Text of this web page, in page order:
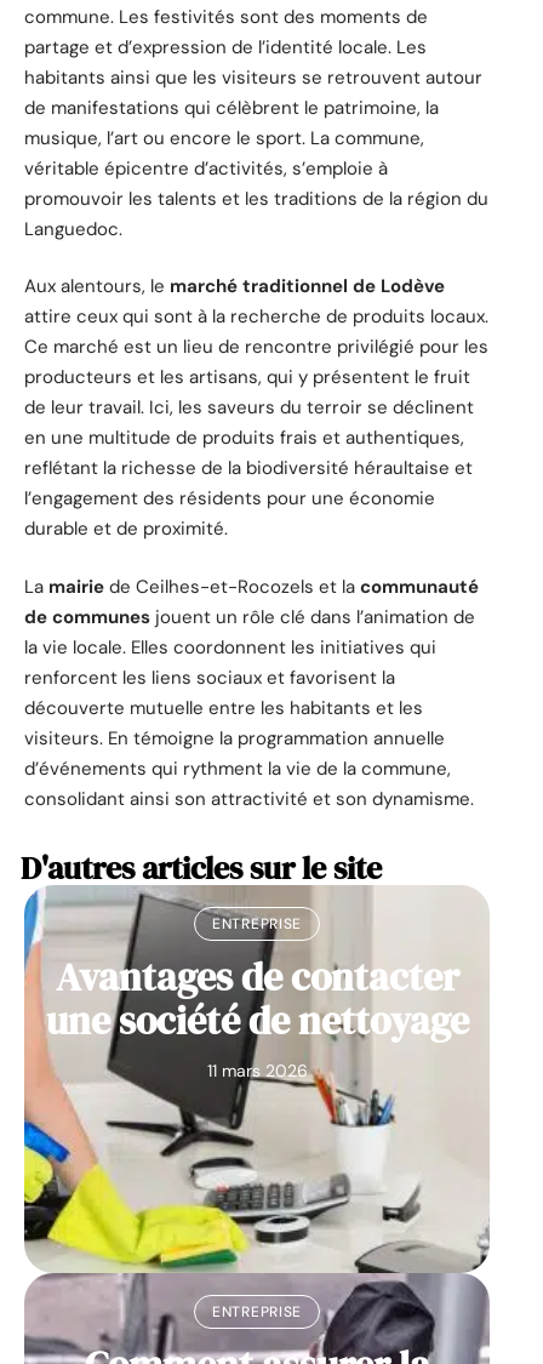
commune. Les festivités sont des moments de
partage et d’expression de l’identité locale. Les
habitants ainsi que les visiteurs se retrouvent autour
de manifestations qui célèbrent le patrimoine, la
musique, l’art ou encore le sport. La commune,
véritable épicentre d’activités, s’emploie à
promouvoir les talents et les traditions de la région du
Languedoc.
Aux alentours, le marché traditionnel de Lodève
attire ceux qui sont à la recherche de produits locaux.
Ce marché est un lieu de rencontre privilégié pour les
producteurs et les artisans, qui y présentent le fruit
de leur travail. Ici, les saveurs du terroir se déclinent
en une multitude de produits frais et authentiques,
reflétant la richesse de la biodiversité héraultaise et
l’engagement des résidents pour une économie
durable et de proximité.
La mairie de Ceilhes-et-Rocozels et la communauté
de communes jouent un rôle clé dans l’animation de
la vie locale. Elles coordonnent les initiatives qui
renforcent les liens sociaux et favorisent la
découverte mutuelle entre les habitants et les
visiteurs. En témoigne la programmation annuelle
d’événements qui rythment la vie de la commune,
consolidant ainsi son attractivité et son dynamisme.
D'autres articles sur le site
ENTREPRISE
Avantages de contacter
une société de nettoyage
11 mars 2026
ENTREPRISE